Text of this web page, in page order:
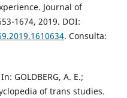
Journal of
1674, 2019. DOI:
. Consulta:
GOLDBERG, A. E.;
of trans studies.